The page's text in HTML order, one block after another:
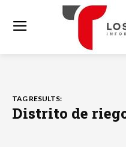
TAG RESULTS:
Distrito de